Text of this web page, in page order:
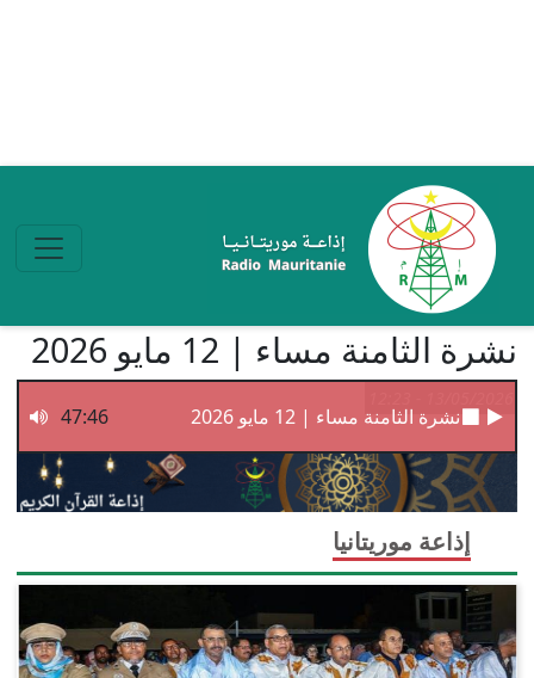
نشرة الثامنة مساء | 12 مايو 2026
نشرة الثامنة مساء | 12 مايو 2026 47:46
إذاعة موريتانيا